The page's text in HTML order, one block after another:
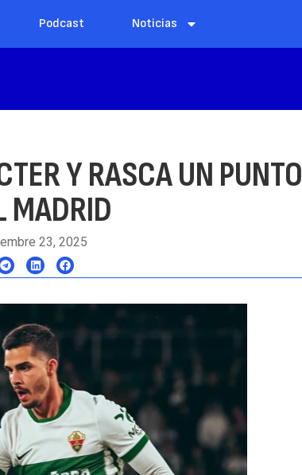
Podcast Noticias
Y RASCA UN PUNTO
MADRID
23, 2025